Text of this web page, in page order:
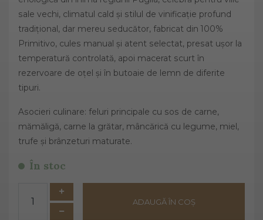
sale vechi, climatul cald și stilul de vinificație profund
tradițional, dar mereu seducător, fabricat din 100%
Primitivo, cules manual și atent selectat, presat ușor la
temperatură controlată, apoi macerat scurt în
rezervoare de oțel și în butoaie de lemn de diferite
tipuri.
Asocieri culinare: feluri principale cu sos de carne,
mămăligă, carne la grătar, mâncărică cu legume, miel,
trufe și brânzeturi maturate.
În stoc
ADAUGĂ ÎN COȘ